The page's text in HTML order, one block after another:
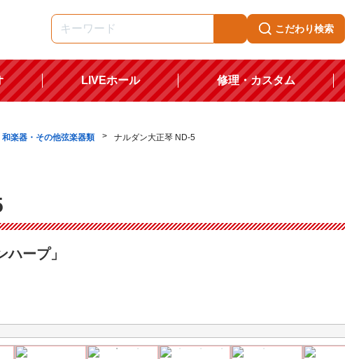
こだわり検索
LIVEホール 修理・カスタム
楽器・その他弦楽器類 ナルダン大正琴 ND-5
ープ」